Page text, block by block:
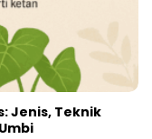
Jenis, Teknik